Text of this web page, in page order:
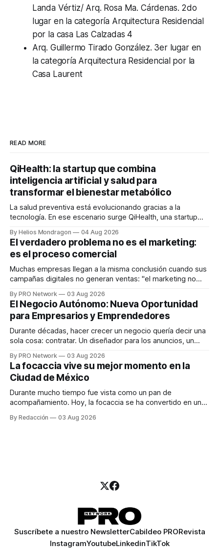
Landa Vértiz/ Arq. Rosa Ma. Cárdenas. 2do
lugar en la categoría Arquitectura Residencial
por la casa Las Calzadas 4
Arq. Guillermo Tirado González. 3er lugar en
la categoría Arquitectura Residencial por la
Casa Laurent
READ MORE
QiHealth: la startup que combina
inteligencia artificial y salud para
transformar el bienestar metabólico
La salud preventiva está evolucionando gracias a la
tecnología. En ese escenario surge QiHealth, una startup
dispositivos inteligentes, inteligencia artificial y monitoreo
en tiempo real para ayudar a las personas a tomar mejores
decisiones sobre su salud metabólica. Su propuesta busca
responder
By Helios Mondragon 04 Aug 2026
El verdadero problema no es el marketing:
es el proceso comercial
Muchas empresas llegan a la misma conclusión cuando sus
campañas digitales no generan ventas: "el marketing no
INTERIUS, el problema suele estar en otro lugar. Durante
una entrevista para el podcast SER PRO, el especialista en
marketing digital explicó que
By PRO Network 03 Aug 2026
El Negocio Autónomo: Nueva Oportunidad
para Empresarios y Emprendedores
Durante décadas, hacer crecer un negocio quería decir una
sola cosa: contratar. Un diseñador para los anuncios, un
para los textos, alguien que supiera de publicidad digital
para encontrar prospectos, un vendedor para atender
llamadas y mensajes, y —con suerte— una persona
By PRO Network 03 Aug 2026
La focaccia vive su mejor momento en la
Ciudad de México
Durante mucho tiempo fue vista como un pan de
acompañamiento. Hoy, la focaccia se ha convertido en uno
artesanal, ingredientes de calidad y experiencias que
By Redacción 03 Aug 2026
Suscríbete a nuestro NewsletterCabildeo PRORevista
InstagramYoutubeLinkedinTikTok